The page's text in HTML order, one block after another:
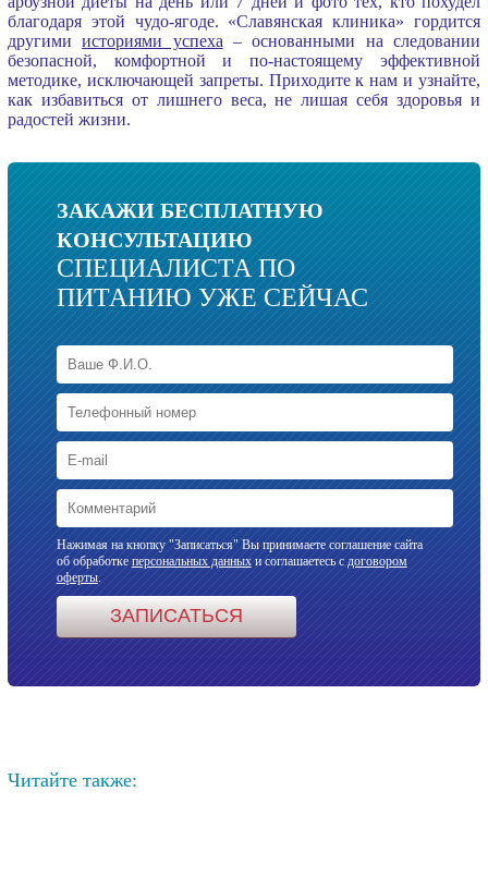
благодаря этой чудо-ягоде. «Славянская клиника» гордится
другимиисториями успеха – основанными на следовании
безопасной, комфортной и по-настоящему эффективной
методике, исключающей запреты. Приходите к нам и узнайте,
как избавиться от лишнего веса, не лишая себя здоровья и
радостей жизни.
ЗАКАЖИ БЕСПЛАТНУЮ
КОНСУЛЬТАЦИЮ
СПЕЦИАЛИСТА ПО
ПИТАНИЮ УЖЕ СЕЙЧАС
Нажимая на кнопку "Записаться" Вы принимаете соглашение сайта
об обработке персональных данныхи соглашаетесь с договором
оферты.
Читайте также: